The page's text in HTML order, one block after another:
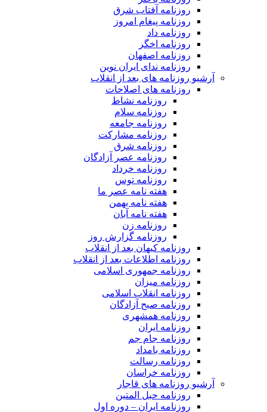
روزنامه آفتاب شرق
روزنامه پیغام امروز
روزنامه داد
روزنامه اخگر
روزنامه اصفهان
روزنامه ندای ایران نوین
آرشیو روزنامه های بعد از انقلاب
روزنامه های اصلاحات
روزنامه نشاط
روزنامه سلام
روزنامه جامعه
روزنامه مشارکت
روزنامه شرق
روزنامه عصر آزادگان
روزنامه خرداد
روزنامه توس
هفته نامه عصر ما
هفته نامه بهمن
هفته نامه آبان
روزنامه زن
روزنامه گزارش روز
روزنامه کیهان بعد از انقلاب
روزنامه اطلاعات بعد از انقلاب
روزنامه جمهوری اسلامی
روزنامه میزان
روزنامه انقلاب اسلامی
روزنامه صبح آزادگان
روزنامه همشهری
روزنامه ایران
روزنامه جام جم
روزنامه بامداد
روزنامه رسالت
روزنامه خراسان
آرشیو روزنامه های قاجار
روزنامه حبل المتین
روزنامه ایران – دوره اول